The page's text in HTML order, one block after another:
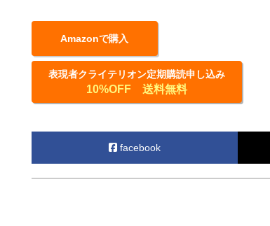
Amazonで購入
表現者クライテリオン定期購読申し込み
10%OFF 送料無料
facebook